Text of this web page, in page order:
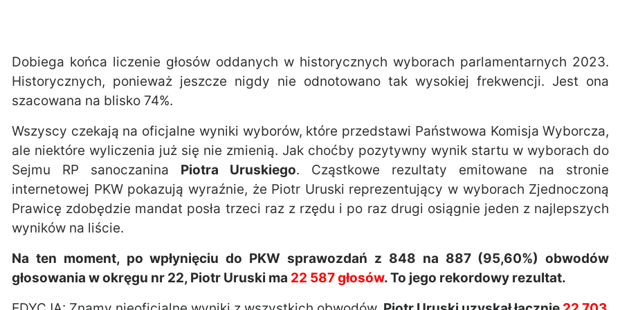
Dobiega końca liczenie głosów oddanych w historycznych wyborach parlamentarnych 2023.
Historycznych, ponieważ jeszcze nigdy nie odnotowano tak wysokiej frekwencji. Jest ona
szacowana na blisko 74%.
Wszyscy czekają na oficjalne wyniki wyborów, które przedstawi Państwowa Komisja Wyborcza,
ale niektóre wyliczenia już się nie zmienią. Jak choćby pozytywny wynik startu w wyborach do
Sejmu RP sanoczanina Piotra Uruskiego. Cząstkowe rezultaty emitowane na stronie
internetowej PKW pokazują wyraźnie, że Piotr Uruski reprezentujący w wyborach Zjednoczoną
Prawicę zdobędzie mandat posła trzeci raz z rzędu i po raz drugi osiągnie jeden z najlepszych
wyników na liście.
Na ten moment, po wpłynięciu do PKW sprawozdań z 848 na 887 (95,60%) obwodów
głosowania w okręgu nr 22, Piotr Uruski ma 22 587 głosów. To jego rekordowy rezultat.